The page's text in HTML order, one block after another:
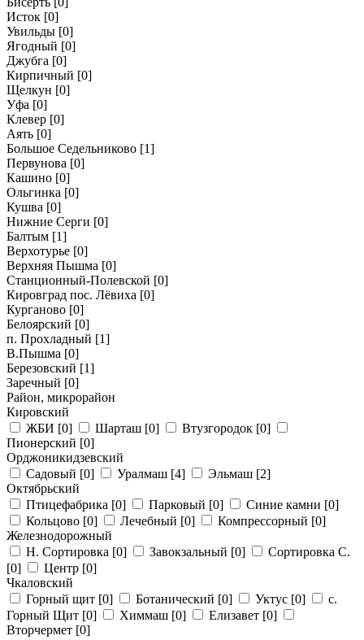
Исток [0]
Увильды [0]
Ягодный [0]
Джубга [0]
Кирпичный [0]
Щелкун [0]
Уфа [0]
Клевер [0]
Аять [0]
Большое Седельниково [1]
Первунова [0]
Кашино [0]
Ольгинка [0]
Кушва [0]
Нижние Серги [0]
Балтым [1]
Верхотурье [0]
Верхняя Пышма [0]
Станционный-Полевской [0]
Кировград пос. Лёвиха [0]
Курганово [0]
Белоярский [0]
п. Прохладный [1]
В.Пышма [0]
Березовский [1]
Заречный [0]
Район, микрорайон
Кировский
ЖБИ [0] Шарташ [0] Втузгородок [0]
Пионерский [0]
Орджоникидзевский
Садовый [0] Уралмаш [4] Эльмаш [2]
Октябрьский
Птицефабрика [0] Парковый [0] Синие камни [0]
Кольцово [0] Лечебный [0] Компрессорный [0]
Железнодорожный
Н. Сортировка [0] Завокзальный [0]
Сортировка С.
[0]
Центр [0]
Чкаловский
Горный щит [0] Ботанический [0] Уктус [0]
с.
Горный Щит [0] Химмаш [0] Елизавет [0]
Вторчермет [0]